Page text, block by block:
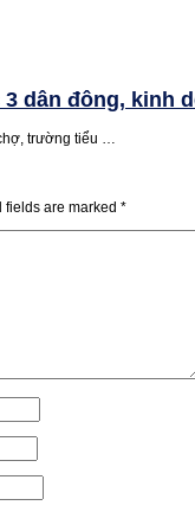
dân đông, kinh
trường tiểu …
fields are marked *